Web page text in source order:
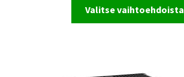
Valitse vaihtoehdoista